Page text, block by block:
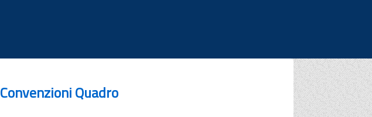
Convenzioni Quadro